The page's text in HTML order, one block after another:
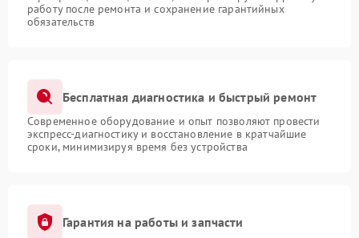
работу после ремонта и сохранение гарантийных
обязательств
Бесплатная диагностика и быстрый ремонт
Современное оборудование и опыт позволяют провести
экспресс-диагностику и восстановление в кратчайшие
сроки, минимизируя время без устройства
Гарантия на работы и запчасти